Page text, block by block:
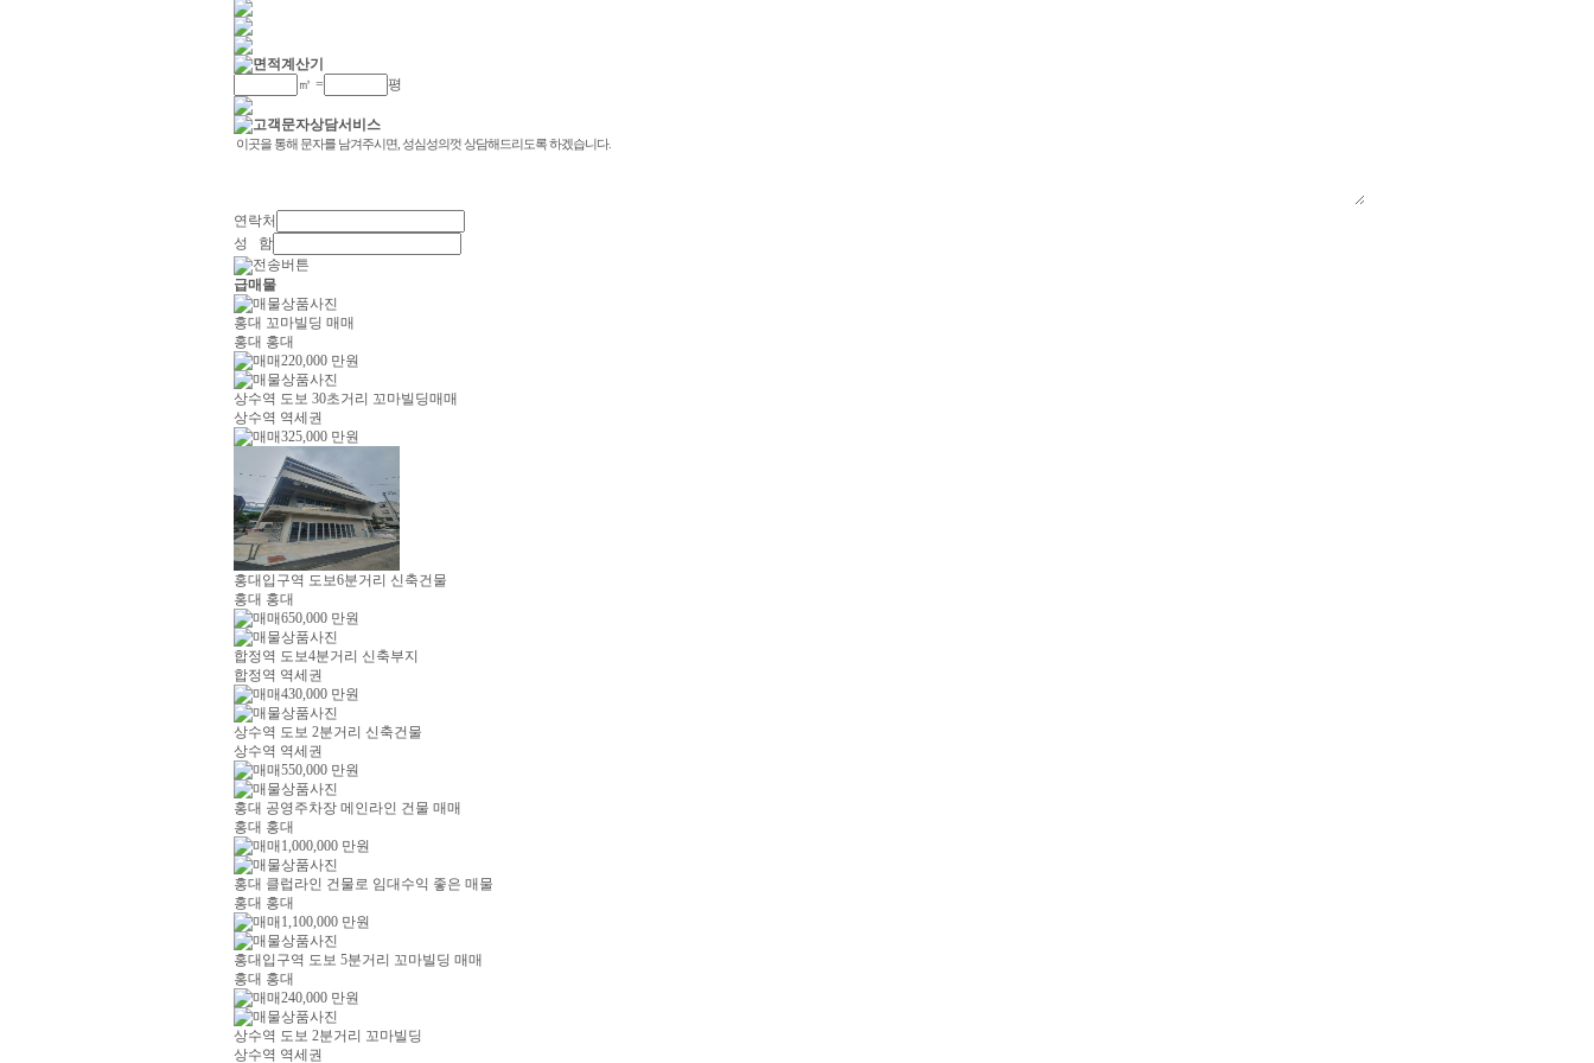
㎡ = 평
연락처
성 함
급매물
홍대 꼬마빌딩 매매
홍대 홍대
220,000 만원
상수역 도보 30초거리 꼬마빌딩매매
상수역 역세권
325,000 만원
홍대입구역 도보6분거리 신축건물
홍대 홍대
650,000 만원
합정역 도보4분거리 신축부지
합정역 역세권
430,000 만원
상수역 도보 2분거리 신축건물
상수역 역세권
550,000 만원
홍대 공영주차장 메인라인 건물 매매
홍대 홍대
1,000,000 만원
홍대 클럽라인 건물로 임대수익 좋은 매물
홍대 홍대
1,100,000 만원
홍대입구역 도보 5분거리 꼬마빌딩 매매
홍대 홍대
240,000 만원
상수역 도보 2분거리 꼬마빌딩
상수역 역세권